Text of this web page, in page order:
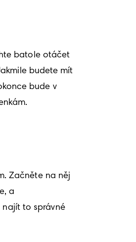
batole otáčet
budete mít
bude v
Začněte na něj
a
najít to správné